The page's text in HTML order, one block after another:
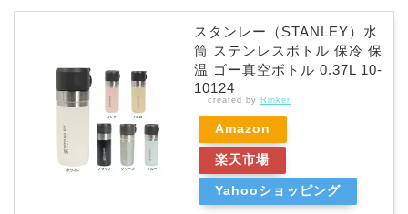
スタンレー（STANLEY）水
筒 ステンレスボトル 保冷 保
温 ゴー真空ボトル 0.37L 10-
10124
created by Rinker
Amazon
楽天市場
Yahooショッピング